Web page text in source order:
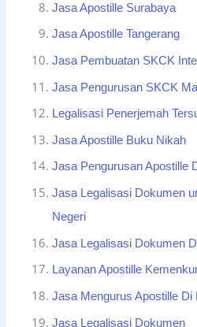
Jasa Apostille Surabaya
Jasa Apostille Tangerang
Jasa Pembuatan SKCK
Jasa Pengurusan SKCK
Legalisasi Penerjemah
Jasa Apostille Buku Nikah
Jasa Pengurusan Apostille
Jasa Legalisasi Dokumen
Negeri
Jasa Legalisasi Dokumen
Layanan Apostille
Jasa Mengurus Apostille Di
Jasa Legalisasi Dokumen